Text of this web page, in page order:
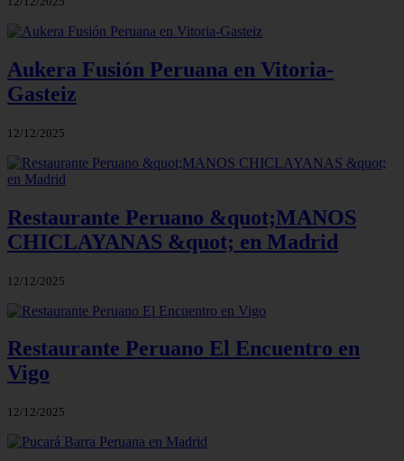
Aukera Fusión Peruana en Vitoria-
Gasteiz
12/12/2025
Restaurante Peruano &quot;MANOS
CHICLAYANAS &quot; en Madrid
12/12/2025
Restaurante Peruano El Encuentro en
Vigo
12/12/2025